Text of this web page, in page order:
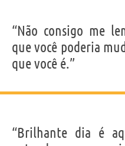
“Não consigo me
que você poderia
que você é.”
“Brilhante dia é